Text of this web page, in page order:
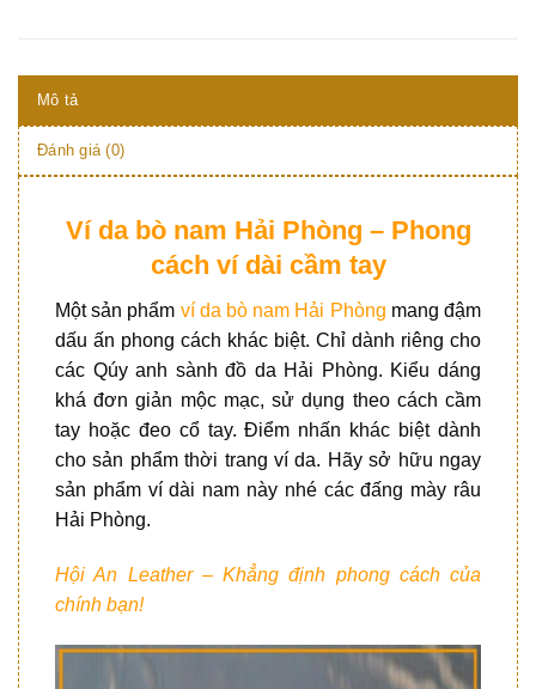
Mô tả
Đánh giá (0)
Ví da bò nam Hải Phòng – Phong
cách ví dài cầm tay
Một sản phẩm ví da bò nam Hải Phòng mang đậm
dấu ấn phong cách khác biệt. Chỉ dành riêng cho
các Qúy anh sành đồ da Hải Phòng. Kiểu dáng
khá đơn giản mộc mạc, sử dụng theo cách cầm
tay hoặc đeo cổ tay. Điểm nhấn khác biệt dành
cho sản phẩm thời trang ví da. Hãy sở hữu ngay
sản phẩm ví dài nam này nhé các đấng mày râu
Hải Phòng.
Hội An Leather – Khẳng định phong cách của
chính bạn!